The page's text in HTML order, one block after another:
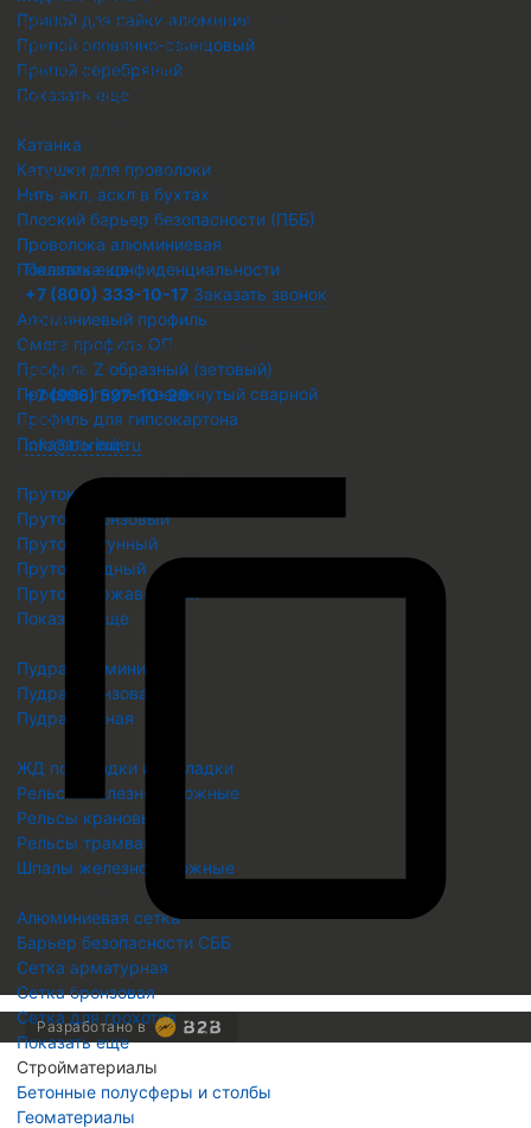
Припой для пайки алюминия
Припой оловянно-свинцовый
Припой серебряный
Показать еще
Катанка
Катушки для проволоки
Нить акл, аскл в бухтах
Плоский барьер безопасности (ПББ)
Проволока алюминиевая
Показать еще
Профиль
Алюминиевый профиль
Омега профиль ОП
Профиль Z образный (зетовый)
Профиль гнутый замкнутый сварной
Профиль для гипсокартона
Показать еще
Пруток алюминиевый
Пруток бронзовый
Пруток латунный
Пруток медный
Пруток нержавеющий
Показать еще
Пудра алюминиевая
Пудра бронзовая
Пудра медная
ЖД подкладки и накладки
Рельсы железнодорожные
Рельсы крановые
Рельсы трамвайные
Шпалы железнодорожные
Сетка металлическая
Алюминиевая сетка
Барьер безопасности СББ
Сетка арматурная
Сетка бронзовая
Сетка для грохотов
Показать еще
Стройматериалы
Бетонные полусферы и столбы
Геоматериалы
металлоконструкций для любых
потребностей бизнеса
Комплексное снабжение предприятий
ОГРН 1236600076680
ИНН 6686157412
© ООО "ПТК "Боримир"
Предложение не является
публичной офертой.
Политика конфиденциальности
+7 (800) 333-10-17 Заказать звонок
Адрес
г. Екатеринбург, ул. Малышева 51, офис 605
Телефон
+7 (996) 597-10-29
Email
info@borimir.ru
Скопировать
Скопировано
Разработано в